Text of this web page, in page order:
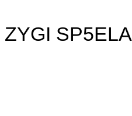
ZYGI SP5ELA